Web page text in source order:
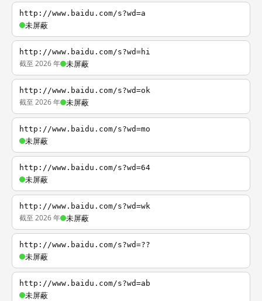
http://www.baidu.com/s?wd=a
未屏蔽
http://www.baidu.com/s?wd=hi
截至 2026 年 未屏蔽
http://www.baidu.com/s?wd=ok
截至 2026 年 未屏蔽
http://www.baidu.com/s?wd=mo
未屏蔽
http://www.baidu.com/s?wd=64
未屏蔽
http://www.baidu.com/s?wd=wk
截至 2026 年 未屏蔽
http://www.baidu.com/s?wd=??
未屏蔽
http://www.baidu.com/s?wd=ab
未屏蔽